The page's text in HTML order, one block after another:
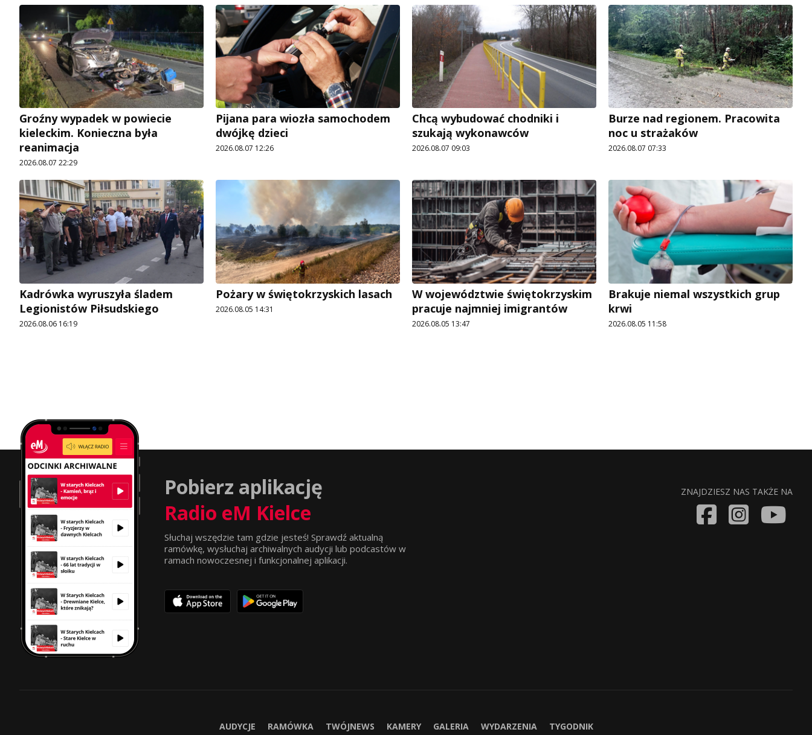
Groźny wypadek w powiecie
kieleckim. Konieczna była
reanimacja
2026.08.07 22:29
Pijana para wiozła samochodem
dwójkę dzieci
2026.08.07 12:26
Chcą wybudować chodniki i
szukają wykonawców
2026.08.07 09:03
Burze nad regionem. Pracowita
noc u strażaków
2026.08.07 07:33
Kadrówka wyruszyła śladem
Legionistów Piłsudskiego
2026.08.06 16:19
Pożary w świętokrzyskich lasach
2026.08.05 14:31
W województwie świętokrzyskim
pracuje najmniej imigrantów
2026.08.05 13:47
Brakuje niemal wszystkich grup
krwi
2026.08.05 11:58
Pobierz aplikację
Radio eM Kielce
Słuchaj wszędzie tam gdzie jesteś! Sprawdź aktualną
ramówkę, wysłuchaj archiwalnych audycji lub podcastów w
ramach nowoczesnej i funkcjonalnej aplikacji.
ZNAJDZIESZ NAS TAKŻE NA
AUDYCJE RAMÓWKA TWÓJNEWS KAMERY GALERIA WYDARZENIA TYGODNIK